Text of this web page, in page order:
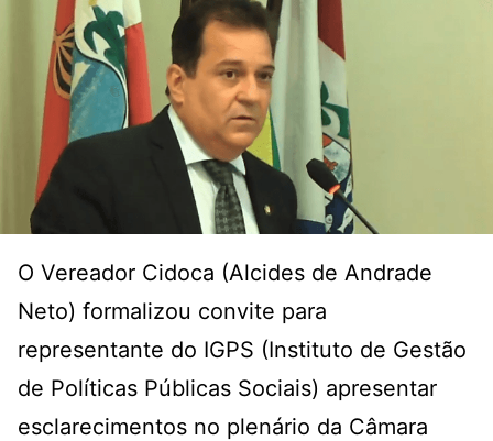
O Vereador Cidoca (Alcides de Andrade
Neto) formalizou convite para
representante do IGPS (Instituto de Gestão
de Políticas Públicas Sociais) apresentar
esclarecimentos no plenário da Câmara